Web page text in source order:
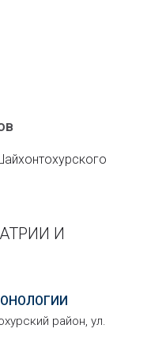
И
район, ул.